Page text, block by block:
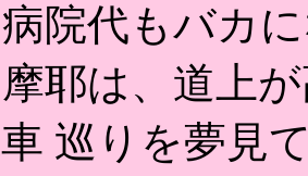
院代もバカ
耶は、道上
巡りを夢見